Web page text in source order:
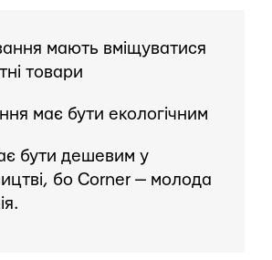
мають вміщуватися
товари
має бути екологічним
бути дешевим у
бо Corner — молода